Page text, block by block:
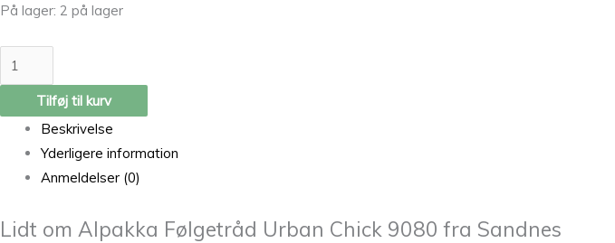
På lager: 2 på lager
Tilføj til kurv
Beskrivelse
Yderligere information
Anmeldelser (0)
Lidt om Alpakka Følgetråd Urban Chick 9080 fra Sandnes